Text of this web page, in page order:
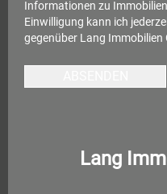
Informationen zu
Einwilligung kann ich
gegenüber Lang Immobilien
Lang